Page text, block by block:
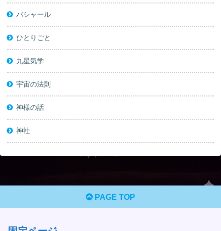
バシャール
ひとりごと
九星気学
宇宙の法則
神様の話
神社
PAGE TOP